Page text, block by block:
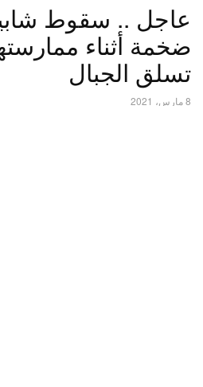
عاجل .. سقوط
ضخمة أثناء
تسلق الجبال
8 مارس، 2021